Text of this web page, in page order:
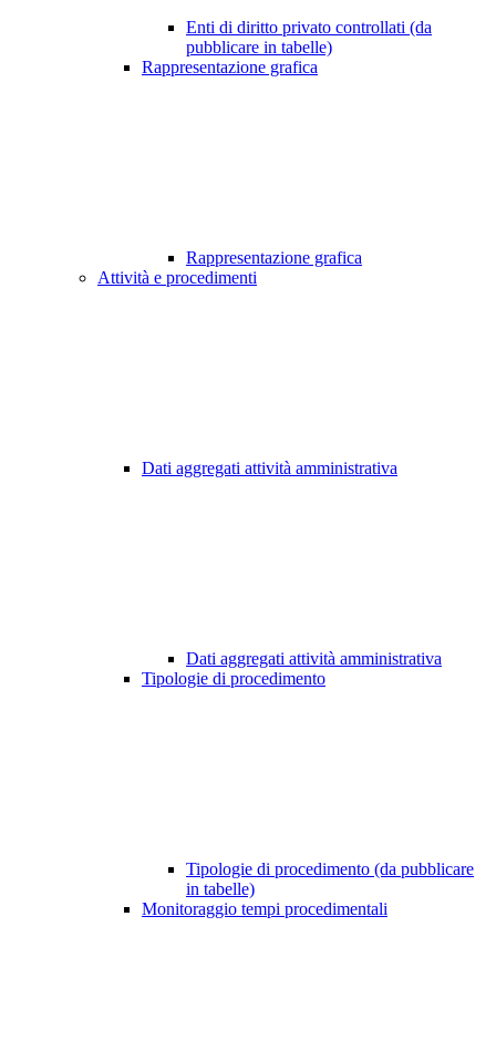
Enti di diritto privato controllati (da
pubblicare in tabelle)
Rappresentazione grafica
Rappresentazione grafica
Attività e procedimenti
Dati aggregati attività amministrativa
Dati aggregati attività amministrativa
Tipologie di procedimento
Tipologie di procedimento (da pubblicare
in tabelle)
Monitoraggio tempi procedimentali